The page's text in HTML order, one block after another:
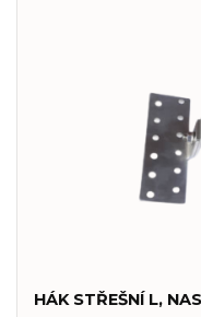
HÁK STŘEŠNÍ L,